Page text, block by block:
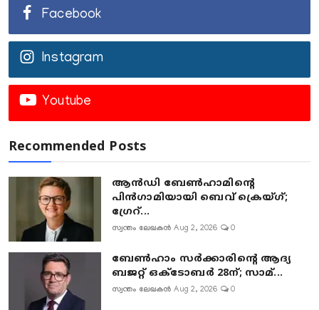
Facebook
Instagram
Youtube
Recommended Posts
ആൻഡി ബേൺഹാമിന്റെ
പിൻഗാമിയായി ബെവ് ക്രെയ്ഗ്;
ഗ്രേറ്...
സ്വന്തം ലേഖകൻ Aug 2, 2026 0
ബേൺഹാം സർക്കാരിന്റെ ആദ്യ
ബജറ്റ് ഒക്ടോബർ 28ന്; സാമ്...
സ്വന്തം ലേഖകൻ Aug 2, 2026 0